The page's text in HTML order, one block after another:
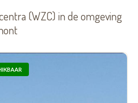
(WZC) in de omgeving